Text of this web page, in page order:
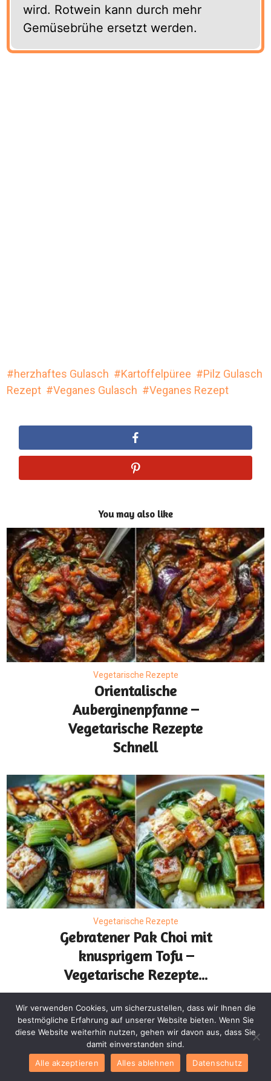
wird. Rotwein kann durch mehr
Gemüsebrühe ersetzt werden.
herzhaftes Gulasch Kartoffelpüree
Pilz Gulasch
Rezept
Veganes Gulasch Veganes Rezept
You may also like
Vegetarische Rezepte
Orientalische
Auberginenpfanne –
Vegetarische Rezepte
Schnell
Vegetarische Rezepte
Gebratener Pak Choi mit
knusprigem Tofu –
Vegetarische Rezepte...
Wir verwenden Cookies, um sicherzustellen, dass wir Ihnen die
bestmögliche Erfahrung auf unserer Website bieten. Wenn Sie
diese Website weiterhin nutzen, gehen wir davon aus, dass Sie
damit einverstanden sind.
Alle akzeptieren
Alles ablehnen Datenschutz